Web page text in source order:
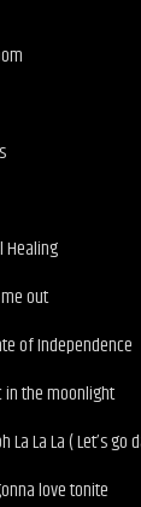
Healing
me out
of Independence
in the moonlight
La La La ( Let’s go
love tonite